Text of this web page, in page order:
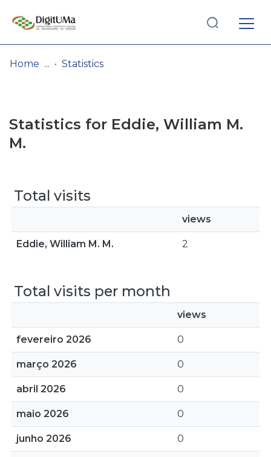
Browse repository
Log
In(current)
Home Statistics
Statistics for Eddie, William M.
M.
Total visits
views
Eddie, William M. M. 2
Total visits per month
views
fevereiro 2026 0
março 2026 0
abril 2026 0
maio 2026 0
junho 2026 0